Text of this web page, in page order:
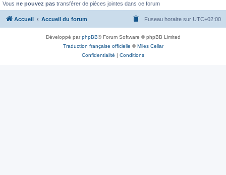
Vous ne pouvez pas transférer de pièces jointes dans ce forum
Accueil Accueil du forum Fuseau horaire sur UTC+02:00
Développé parphpBB® Forum Software © phpBB Limited
Traduction française officielle ©Miles Cellar
Confidentialité | Conditions